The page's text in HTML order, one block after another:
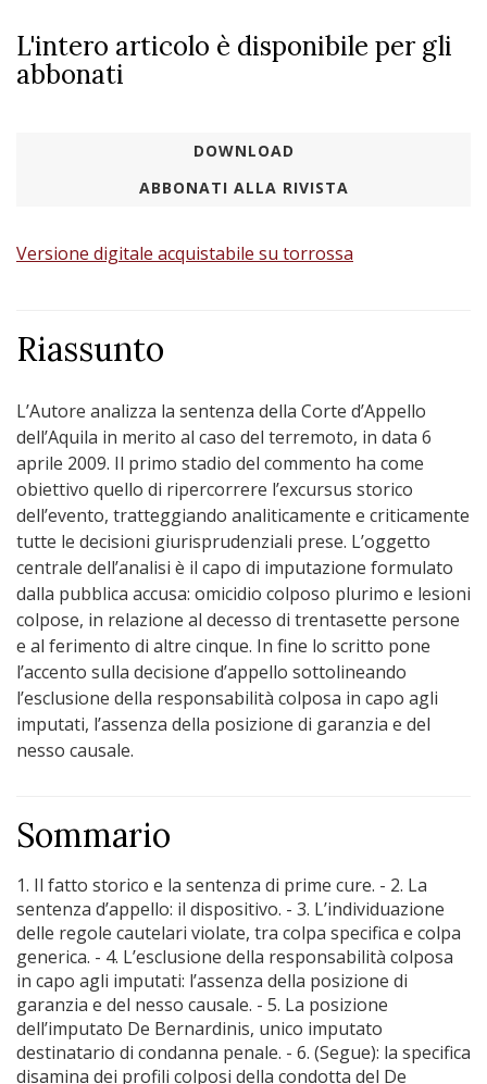
L'intero articolo è disponibile per gli
abbonati
DOWNLOAD
ABBONATI ALLA RIVISTA
Versione digitale acquistabile su torrossa
Riassunto
L’Autore analizza la sentenza della Corte d’Appello
dell’Aquila in merito al caso del terremoto, in data 6
aprile 2009. Il primo stadio del commento ha come
obiettivo quello di ripercorrere l’excursus storico
dell’evento, tratteggiando analiticamente e criticamente
tutte le decisioni giurisprudenziali prese. L’oggetto
centrale dell’analisi è il capo di imputazione formulato
dalla pubblica accusa: omicidio colposo plurimo e lesioni
colpose, in relazione al decesso di trentasette persone
e al ferimento di altre cinque. In fine lo scritto pone
l’accento sulla decisione d’appello sottolineando
l’esclusione della responsabilità colposa in capo agli
imputati, l’assenza della posizione di garanzia e del
nesso causale.
Sommario
1. Il fatto storico e la sentenza di prime cure. - 2. La
sentenza d’appello: il dispositivo. - 3. L’individuazione
delle regole cautelari violate, tra colpa specifica e colpa
generica. - 4. L’esclusione della responsabilità colposa
in capo agli imputati: l’assenza della posizione di
garanzia e del nesso causale. - 5. La posizione
dell’imputato De Bernardinis, unico imputato
destinatario di condanna penale. - 6. (Segue): la specifica
disamina dei profili colposi della condotta del De